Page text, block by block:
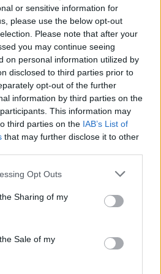
or sensitive information for
please use the below opt-out
Please note that after your
you may continue seeing
on personal information utilized by
disclosed to third parties prior to
opt-out of the further
information by third parties on the
This information may
third parties on the IAB’s List of
that may further disclose it to other
Opt Outs
Sharing of my
Sale of my
imunines ląsteles
00:03:31
išmoką: tikina, kad apie
šimtą eurų žino retas
ir tikrintis sveikatą